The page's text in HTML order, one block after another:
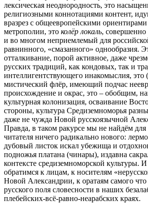
лексическая неоднородность, это
религиозными коннотациями контент,
вразрез с общеевропейскими
метрополии, это колёр локаль,
и во многом неприемлемый для
равнинного, «смазанного» однообразия.
отталкивание, порой активное, даже
русских традиций, как кондовых, так и
интеллигентствующего инакомыслия, это
мистический флёр, имеющий подчас
происхождение и окрас, это – обобщим,
культурная колонизация, осваивание
стороны, культура Средиземноморья
даже не чужда Новой русскоязычной
Правда, в таком ракурсе мы не найдём для
читателя ничего радикально нового:
дубовый листок искал убежища и
подножья платана (чинары), издавна
контексте средиземноморской культуры.
обратимся к лицам, к носителям
Новой Александрии, к оратаям самого что
русского поля словесности в наших
плебейских-всё-равно-неарабских краях.